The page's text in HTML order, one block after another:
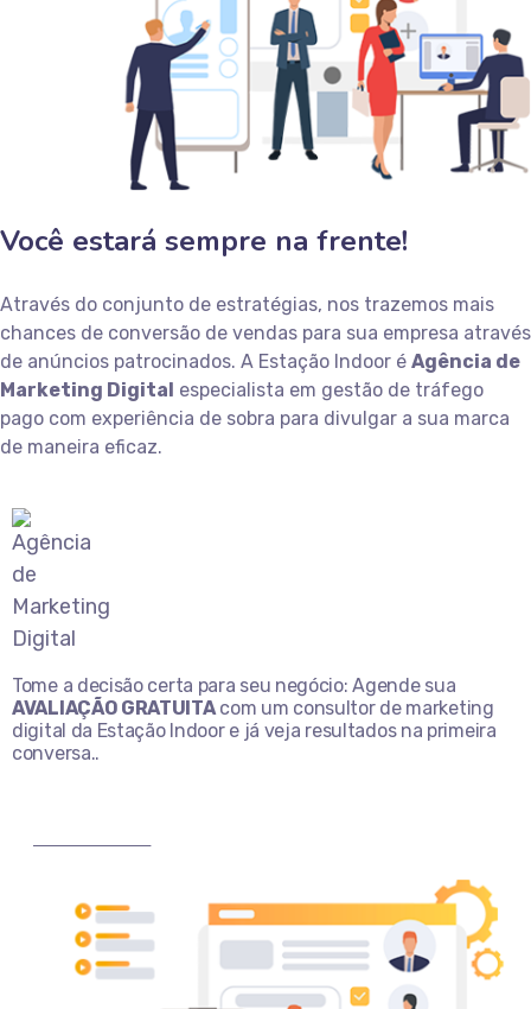
Você estará sempre na frente!
Através do conjunto de estratégias, nos trazemos mais
chances de conversão de vendas para sua empresa através
de anúncios patrocinados. A Estação Indoor é Agência de
Marketing Digital especialista em gestão de tráfego
pago com experiência de sobra para divulgar a sua marca
de maneira eficaz.
Tome a decisão certa para seu negócio: Agende sua
AVALIAÇÃO GRATUITAcom um consultor de marketing
digital da Estação Indoor e já veja resultados na primeira
conversa..